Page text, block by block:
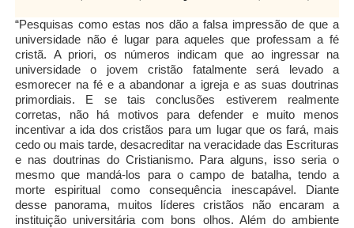
“Pesquisas como estas nos dão a falsa impressão de que a
universidade não é lugar para aqueles que professam a fé
cristã. A priori, os números indicam que ao ingressar na
universidade o jovem cristão fatalmente será levado a
esmorecer na fé e a abandonar a igreja e as suas doutrinas
primordiais. E se tais conclusões estiverem realmente
corretas, não há motivos para defender e muito menos
incentivar a ida dos cristãos para um lugar que os fará, mais
cedo ou mais tarde, desacreditar na veracidade das Escrituras
e nas doutrinas do Cristianismo. Para alguns, isso seria o
mesmo que mandá-los para o campo de batalha, tendo a
morte espiritual como consequência inescapável. Diante
desse panorama, muitos líderes cristãos não encaram a
instituição universitária com bons olhos. Além do ambiente